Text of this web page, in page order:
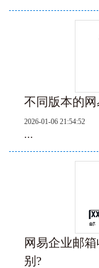
不同版本的
2026-01-06 21:54:52
...
网易企业邮
别?